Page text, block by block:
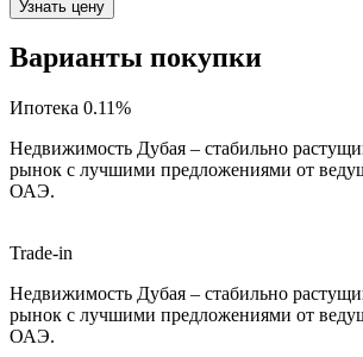
Узнать цену
Варианты покупки
Ипотека 0.11%
Недвижимость Дубая – стабильно
рынок с лучшими предложениями от
ОАЭ.
Trade-in
Недвижимость Дубая – стабильно
рынок с лучшими предложениями от
ОАЭ.